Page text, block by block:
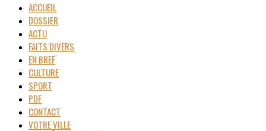
ACCUEIL
DOSSIER
ACTU
FAITS DIVERS
EN BREF
CULTURE
SPORT
PDF
CONTACT
VOTRE VILLE